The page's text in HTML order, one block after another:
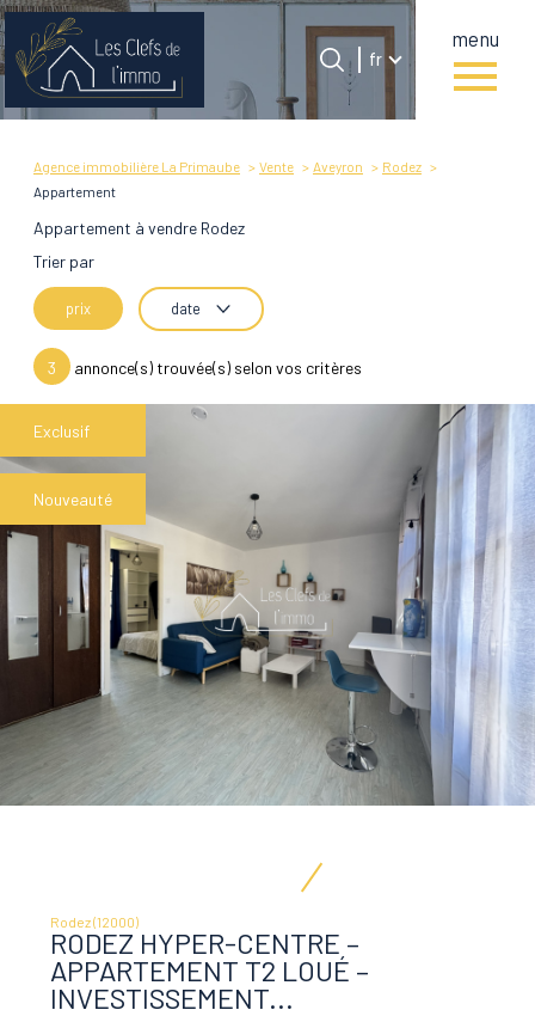
menu
Langue
fr
Accueil
Langue
Agence immobilière La Primaube Vente Aveyron
Rodez
Appartement
Appartement à vendre Rodez
Trier par
prix date
3 annonce(s) trouvée(s) selon vos critères
Exclusif
Nouveauté
Rodez (12000)
RODEZ HYPER-CENTRE –
APPARTEMENT T2 LOUÉ –
INVESTISSEMENT...